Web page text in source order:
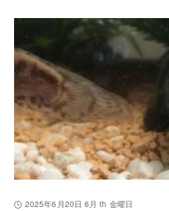
2025年6月20日 6月 th 金曜日